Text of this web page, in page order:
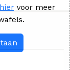
voor meer